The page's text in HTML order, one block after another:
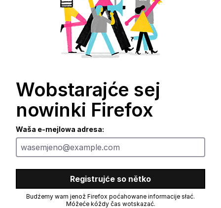
Wobstarajće sej
nowinki Firefox
Waša e-mejlowa adresa:
Registrujće so nětko
Budźemy wam jenož Firefox poćahowane informacije słać.
Móžeće kóždy čas wotskazać.